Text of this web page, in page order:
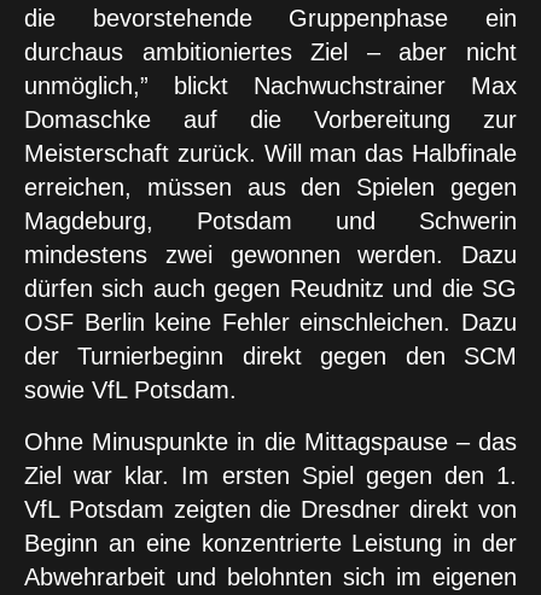
die bevorstehende Gruppenphase ein
durchaus ambitioniertes Ziel – aber nicht
unmöglich,” blickt Nachwuchstrainer Max
Domaschke auf die Vorbereitung zur
Meisterschaft zurück. Will man das Halbfinale
erreichen, müssen aus den Spielen gegen
Magdeburg, Potsdam und Schwerin
mindestens zwei gewonnen werden. Dazu
dürfen sich auch gegen Reudnitz und die SG
OSF Berlin keine Fehler einschleichen. Dazu
der Turnierbeginn direkt gegen den SCM
sowie VfL Potsdam.
Ohne Minuspunkte in die Mittagspause – das
Ziel war klar. Im ersten Spiel gegen den 1.
VfL Potsdam zeigten die Dresdner direkt von
Beginn an eine konzentrierte Leistung in der
Abwehrarbeit und belohnten sich im eigenen